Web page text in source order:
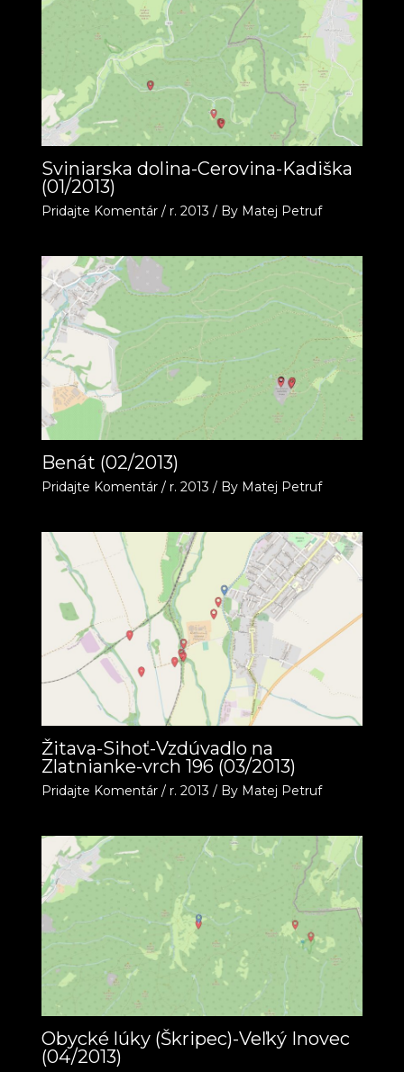
Sviniarska dolina-Cerovina-Kadiška
(01/2013)
Pridajte Komentár / r. 2013 / By Matej Petruf
Benát (02/2013)
Pridajte Komentár / r. 2013 / By Matej Petruf
Žitava-Sihoť-Vzdúvadlo na
Zlatnianke-vrch 196 (03/2013)
Pridajte Komentár / r. 2013 / By Matej Petruf
Obycké lúky (Škripec)-Veľký Inovec
(04/2013)